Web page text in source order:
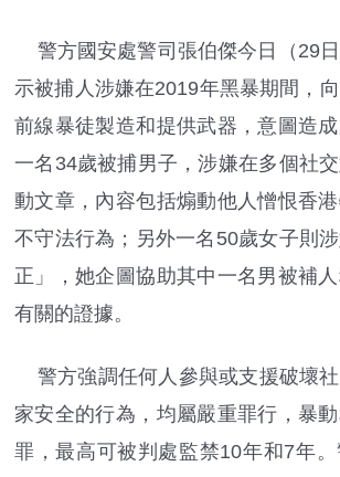
警方國安處警司張伯傑今日（29
示被捕人涉嫌在2019年黑暴期間，
前線暴徒製造和提供武器，意圖造
一名34歲被捕男子，涉嫌在多個社
動文章，內容包括煽動他人憎恨香
不守法行為；另外一名50歲女子則
正」，她企圖協助其中一名男被補
有關的證據。
警方強調任何人參與或支援破壞
家安全的行為，均屬嚴重罪行，暴
罪，最高可被判處監禁10年和7年